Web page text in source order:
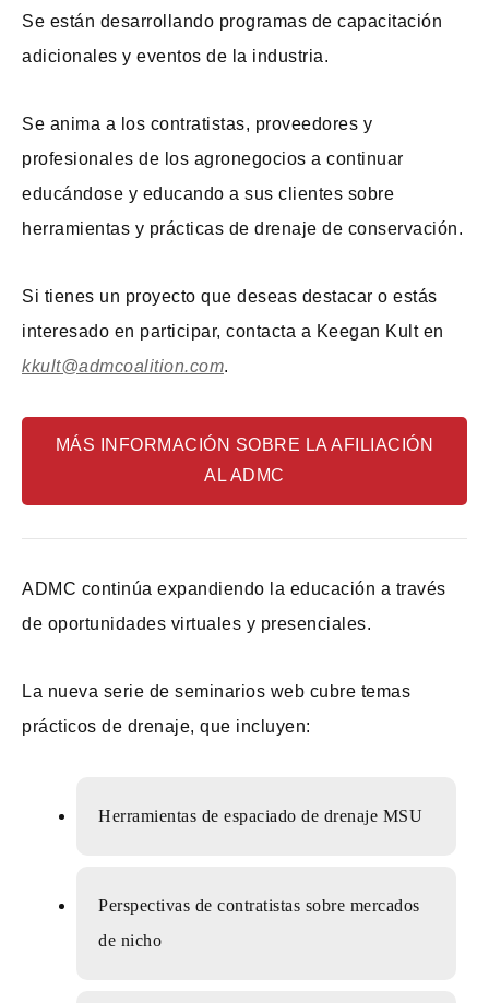
Se están desarrollando programas de capacitación
adicionales y eventos de la industria.
Se anima a los contratistas, proveedores y
profesionales de los agronegocios a continuar
educándose y educando a sus clientes sobre
herramientas y prácticas de drenaje de conservación.
Si tienes un proyecto que deseas destacar o estás
interesado en participar, contacta a Keegan Kult en
kkult@admcoalition.com.
MÁS INFORMACIÓN SOBRE LA AFILIACIÓN
AL ADMC
ADMC continúa expandiendo la educación a través
de oportunidades virtuales y presenciales.
La nueva serie de seminarios web cubre temas
prácticos de drenaje, que incluyen:
Herramientas de espaciado de drenaje MSU
Perspectivas de contratistas sobre mercados
de nicho